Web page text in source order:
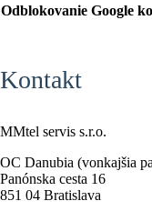
Odblokovanie Google
Kontakt
MMtel servis s.r.o.
OC Danubia (vonkajšia
Panónska cesta 16
851 04 Bratislava